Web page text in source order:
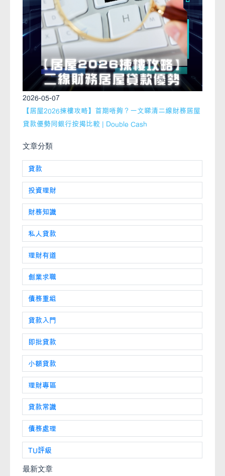
文章分類
貸款
投資理財
財務知識
私人貸款
理財有道
創業求職
債務重組
貸款入門
即批貸款
小額貸款
理財專區
貸款常識
債務處理
TU評級
最新文章
2026-05-07
【居屋2026揀樓攻略】首期唔夠？一文睇清二線財務居屋
貸款優勢同銀行按揭比較 | Double Cash